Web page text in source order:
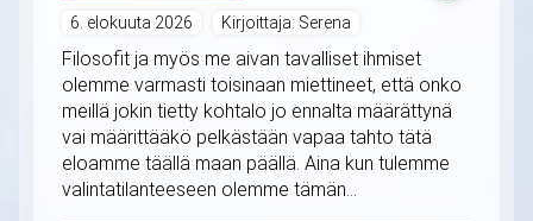
6. elokuuta 2026 Kirjoittaja: Serena
Filosofit ja myös me aivan tavalliset ihmiset
olemme varmasti toisinaan miettineet, että onko
meillä jokin tietty kohtalo jo ennalta määrättynä
vai määrittääkö pelkästään vapaa tahto tätä
eloamme täällä maan päällä. Aina kun tulemme
valintatilanteeseen olemme tämän...